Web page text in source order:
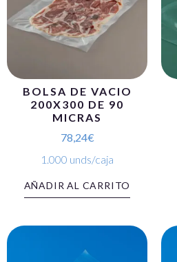
BOLSA DE VACIO
200X300 DE 90
MICRAS
78,24€
1.000 unds/caja
AÑADIR AL CARRITO